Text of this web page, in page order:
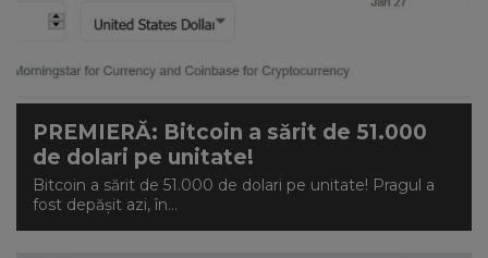
PREMIERĂ: Bitcoin a sărit de 51.000
de dolari pe unitate!
Bitcoin a sărit de 51.000 de dolari pe unitate! Pragul a
fost depășit azi, în...